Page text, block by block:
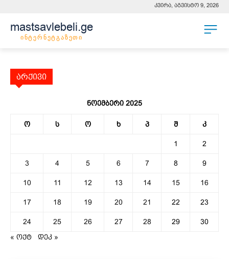
კვირა, აგვისტო 9, 2026
mastsavlebeli.ge
ინტერნეტგაზეთი
არქივი
ნოემბერი 2025
ო ს ო ხ პ შ კ
1 2
3 4 5 6 7 8 9
10 11 12 13 14 15 16
17 18 19 20 21 22 23
24 25 26 27 28 29
30
« ოქტ
დეკ »